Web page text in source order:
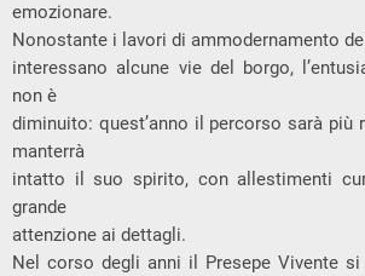
emozionare.
Nonostante i lavori di ammodernamento
interessano alcune vie del borgo,
non è
diminuito: quest’anno il percorso sarà più
manterrà
intatto il suo spirito, con allestimenti
grande
attenzione ai dettagli.
Nel corso degli anni il Presepe Vivente